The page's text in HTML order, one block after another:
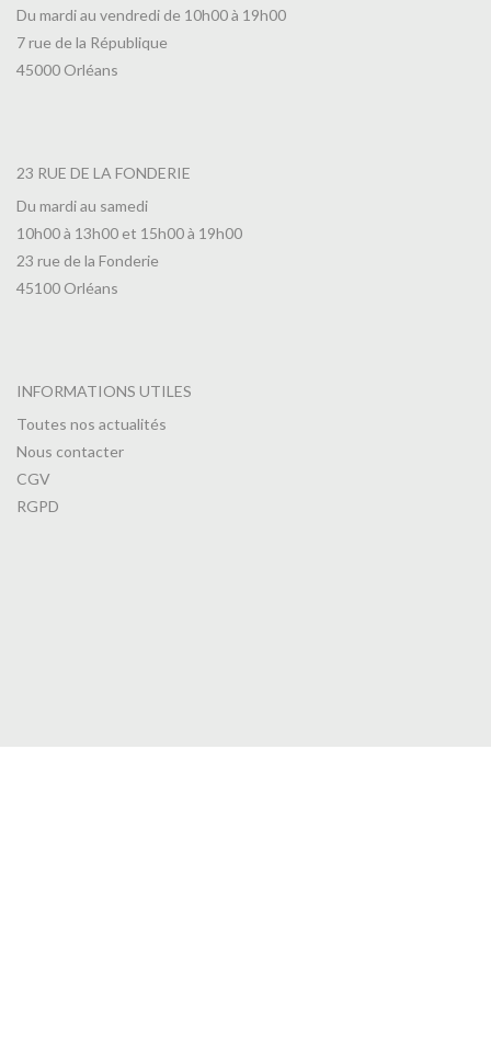
Du mardi au vendredi de 10h00 à 19h00
7 rue de la République
45000 Orléans
23 RUE DE LA FONDERIE
Du mardi au samedi
10h00 à 13h00 et 15h00 à 19h00
23 rue de la Fonderie
45100 Orléans
INFORMATIONS UTILES
Toutes nos actualités
Nous contacter
CGV
RGPD